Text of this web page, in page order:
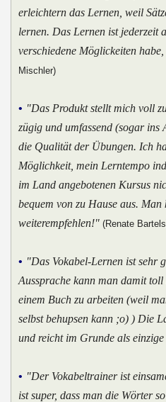
erleichtern das Lernen, weil
lernen. Das Lernen ist jederzeit
verschiedene Möglickeiten
Mischler)
• "Das Produkt stellt mich voll
zügig und umfassend (sogar
die Qualität der Übungen. Ich
Möglichkeit, mein Lerntempo
im Land angebotenen Kursus
bequem von zu Hause aus.
weiterempfehlen!"(Renate
• "Das Vokabel-Lernen ist sehr
Aussprache kann man damit
einem Buch zu arbeiten (weil
selbst behupsen kann ;o) ) Die
und reicht im Grunde als
• "Der Vokabeltrainer ist
ist super, dass man die Wörter